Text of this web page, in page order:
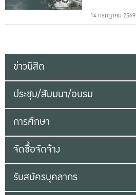
14 กรกฎาคม 2569
ข่าวนิสิต
ประชุม/สัมมนา/อบรม
การศึกษา
จัดซื้อจัดจ้าง
รับสมัครบุคลากร